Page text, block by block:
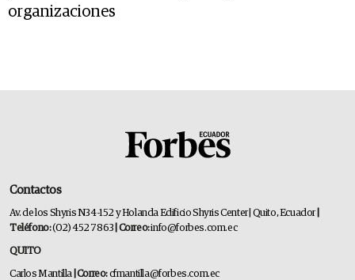
organizaciones
Contactos
Av. de los Shyris N34-152 y Holanda Edificio Shyris Center | Quito, Ecuador
Teléfono:(02) 452 7863 | Correo:info@forbes.com.ec
QUITO
Carlos Mantilla | Correo:cfmantilla@forbes.com.ec